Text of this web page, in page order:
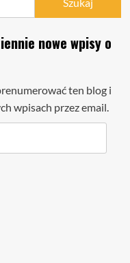
nowe wpisy o
ten blog i
wpisach przez email.